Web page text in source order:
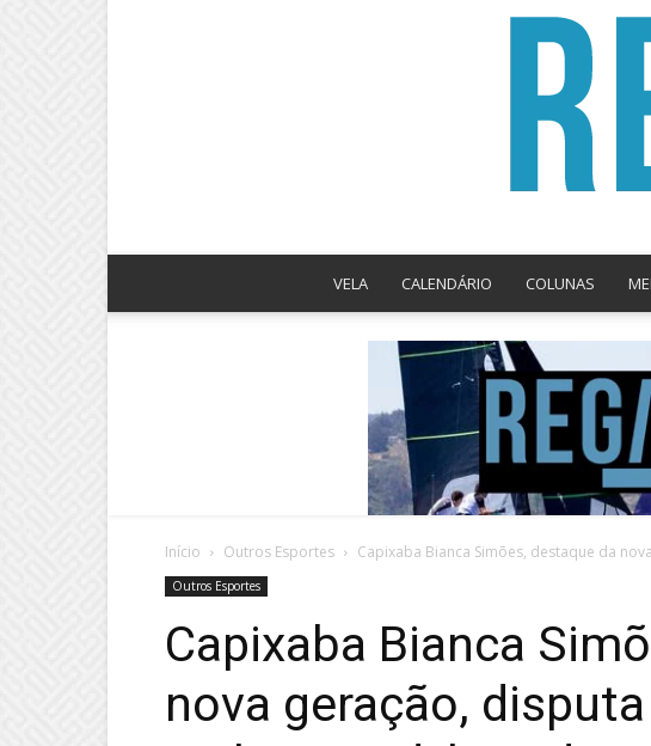
VELA CALENDÁRIO COLUNAS
Início Outros Esportes Capixaba Bianca Simões, destaque da
Outros Esportes
Capixaba Bianca
nova geração,